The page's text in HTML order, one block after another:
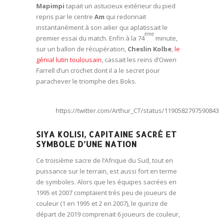
Mapimpi tapait un astucieux extérieur du pied
repris par le centre Am qui redonnait
instantanément à son ailier qui aplatissait le
premier essai du match. Enfin à la 74
ème
minute,
sur un ballon de récupération, Cheslin Kolbe,le
génial lutin toulousain, cassait les reins d’Owen
Farrell d’un crochet dont il a le secret pour
parachever le triomphe des Boks.
https://twitter.com/Arthur_CT/status/
SIYA KOLISI, CAPITAINE SACRÉ ET
SYMBOLE D’UNE NATION
Ce troisième sacre de l’Afrique du Sud, tout en
puissance sur le terrain, est aussi fort en terme
de symboles. Alors que les équipes sacrées en
1995 et 2007 comptaient très peu de joueurs de
couleur (1 en 1995 et 2 en 2007), le quinze de
départ de 2019 comprenait 6 joueurs de couleur,